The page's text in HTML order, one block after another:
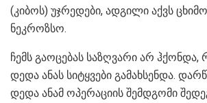
(კიბოს) უჯრედები, ადგილი აქვს
ნეკროზსო.
ჩემს გაოცებას საზღვარი არ ჰქონდა,
დედა ანას სიტყვები გამახსენდა.
დედა ანამ ოპერაციის შემდგომი